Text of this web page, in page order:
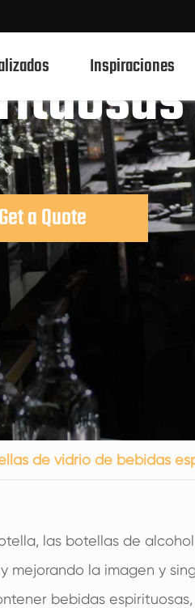
espirituosas
espirituosas
espirituosas
espirituosas
espirituosas
espirituosas
espirituosas
espirituosas
espirituosas
Inspiraciones
Get a Quote
de vidrio de bebidas
las botellas de
la imagen y
bebidas